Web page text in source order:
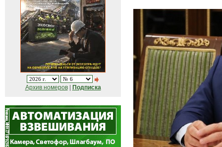
Архив номеров| Подписка